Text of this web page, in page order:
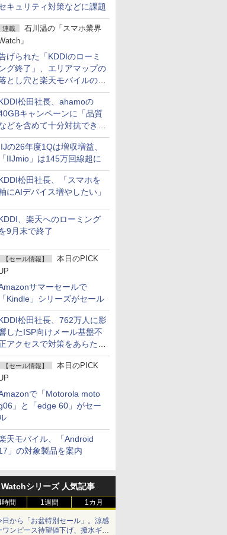
キュリティ対策などに課題
連載
石川温の「スマホ業界
」
げられた「KDDIのローミ
ング終了」、エリアマップの
とし穴と楽天モバイルの課
松田社長、ahamoの
キャンペーンに「品質
どを含めて十分対抗でき
」
の26年度1Qは増収増益、
「IIJmio」は145万回線超に
松田社長、「スマホを
にAIデバイス増やしたい」
、楽天へのローミング
9月末で終了
【セール情報】
本日のPICK
サマーセールで
「Kindle」シリーズがセール
松田社長、762万人に影
したISP向けメール基盤不
アクセスで対策をあらため
説明
【セール情報】
本日のPICK
で「Motorola moto
」と「edge 60」がセー
ル
天モバイル、「Android
」の対象製品を案内
シリーズ 人気記事
時間 1週間 1カ月
日から「お盆特別セール」。涼感
ワンピース待望値下げ、撥水ギア